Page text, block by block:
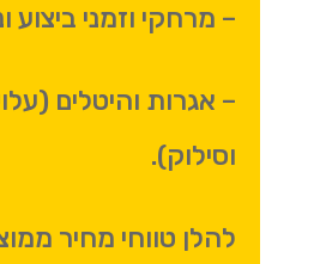
– מרחקי וזמני ביצוע
– אגרות והיטלים
וסילוק).
להלן טווחי מחיר